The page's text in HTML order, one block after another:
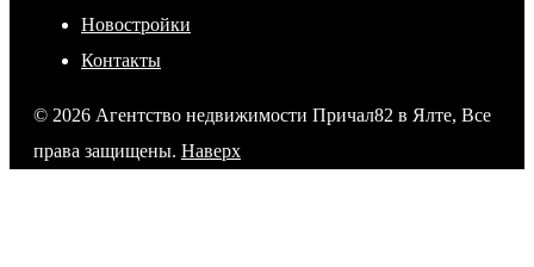
Новостройки
Контакты
© 2026 Агентство недвижимости Причал82 в Ялте, Все
права защищены. Наверх